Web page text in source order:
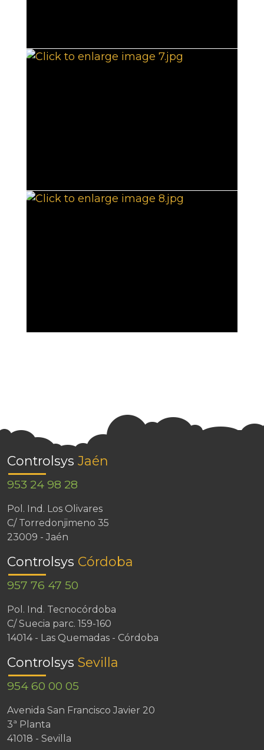
Controlsys Jaén
953 24 98 28
Pol. Ind. Los Olivares
C/ Torredonjimeno 35
23009 - Jaén
Controlsys Córdoba
957 76 47 50
Pol. Ind. Tecnocórdoba
C/ Suecia parc. 159-160
14014 - Las Quemadas - Córdoba
Controlsys Sevilla
954 60 00 05
Avenida San Francisco Javier 20
3ª Planta
41018 - Sevilla